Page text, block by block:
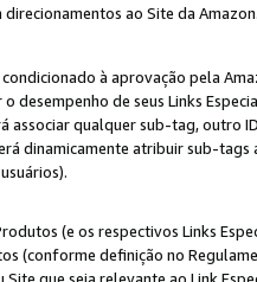
ao Site da
à aprovação pela
desempenho de seus Links
associar qualquer sub-tag,
dinamicamente atribuir sub-
(e os respectivos Links
(conforme definição no